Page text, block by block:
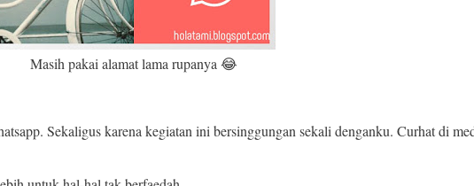
Masih pakai alamat lama rupanya 😂
Sekaligus karena kegiatan ini bersinggungan sekali denganku. Curhat di